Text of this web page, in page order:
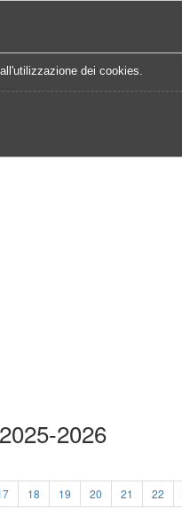
dei cookies.
2026
18 19 20 21 22